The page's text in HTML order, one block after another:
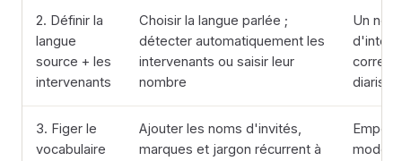
2. Définir la
langue
source + les
intervenants
Choisir la langue parlée ;
détecter automatiquement les
intervenants ou saisir leur
nombre
Un
correct
3. Figer le
vocabulaire
Ajouter les noms d'invités,
marques et jargon récurrent à